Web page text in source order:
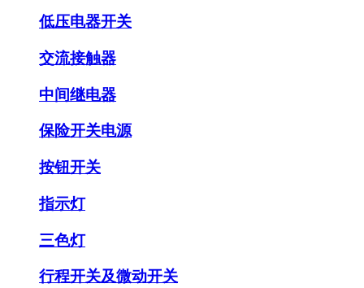
低压电器开关
交流接触器
中间继电器
保险开关电源
按钮开关
指示灯
三色灯
行程开关及微动开关